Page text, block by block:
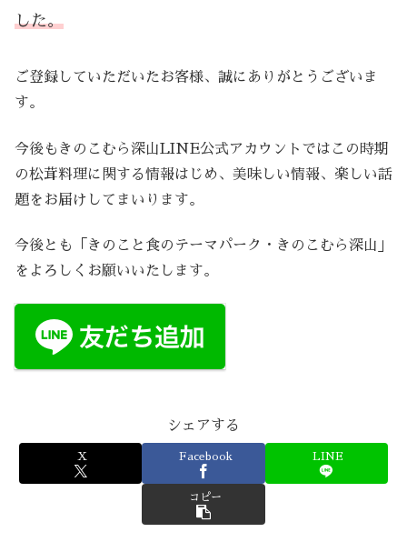
した。
ご登録していただいたお客様、誠にありがとうございま
す。
今後もきのこむら深山LINE公式アカウントではこの時期
の松茸料理に関する情報はじめ、美味しい情報、楽しい話
題をお届けしてまいります。
今後とも「きのこと食のテーマパーク・きのこむら深山」
をよろしくお願いいたします。
シェアする
X Facebook LINE
コピー